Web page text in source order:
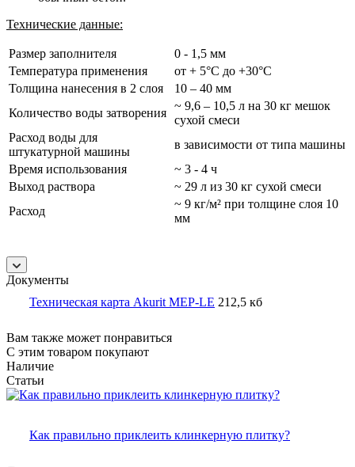
Технические данные:
Размер заполнителя
0 - 1,5 мм
Температура применения
от + 5°С до +30°С
Толщина нанесения в 2 слоя
10 – 40 мм
Количество воды затворения
~ 9,6 – 10,5 л на 30 кг мешок
сухой смеси
Расход воды для
штукатурной машины
в зависимости от типа машины
Время использования
~ 3 - 4 ч
Выход раствора
~ 29 л из 30 кг сухой смеси
Расход
~ 9 кг/м² при толщине слоя 10
мм
Документы
Техническая карта Akurit MEP-LE 212,5 кб
Вам также может понравиться
С этим товаром покупают
Наличие
Статьи
Как правильно приклеить клинкерную плитку?